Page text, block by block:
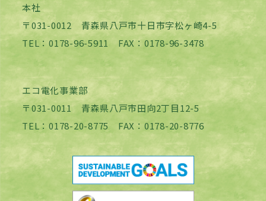
本社
〒031-0012 青森県八戸市十日市字松ヶ崎4-5
TEL：0178-96-5911 FAX：0178-96-3478
エコ電化事業部
〒031-0011 青森県八戸市田向2丁目12-5
TEL：0178-20-8775 FAX：0178-20-8776